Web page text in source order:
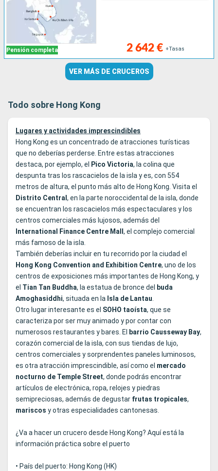
Pensión completa 2 642 € +Tasas
VER MÁS DE CRUCEROS
Todo sobre Hong Kong
Lugares y actividades imprescindibles
Hong Kong es un concentrado de atracciones turísticas
que no deberías perderse. Entre estas atracciones
destaca, por ejemplo, el
Pico Victoria, la colina que
despunta tras los rascacielos de la isla y es, con 554
metros de altura, el punto más alto de Hong Kong. Visita el
Distrito Central , en la parte noroccidental de la isla, donde
se encuentran los rascacielos más espectaculares y los
centros comerciales más lujosos, además del
International Finance Centre Mall , el complejo comercial
más famoso de la isla.
También deberías incluir en tu recorrido por la ciudad el
Hong Kong Convention and Exhibition Centre, uno de los
centros de exposiciones más importantes de Hong Kong, y
el Tian Tan Buddha, la estatua de bronce del buda
Amoghasiddhi, situada en la Isla de Lantau.
Otro lugar interesante es el SOHO taoísta, que se
caracteriza por ser muy animado y por contar con
numerosos restaurantes y bares. El barrio Causseway Bay,
corazón comercial de la isla, con sus tiendas de lujo,
centros comerciales y sorprendentes paneles luminosos,
es otra atracción imprescindible, así como el mercado
nocturno de Temple Street, donde podrás encontrar
artículos de electrónica, ropa, relojes y piedras
semipreciosas, además de degustar frutas tropicales,
mariscos y otras especialidades cantonesas.
¿Va a hacer un crucero desde Hong Kong? Aquí está la
información práctica sobre el puerto
• País del puerto: Hong Kong (HK)